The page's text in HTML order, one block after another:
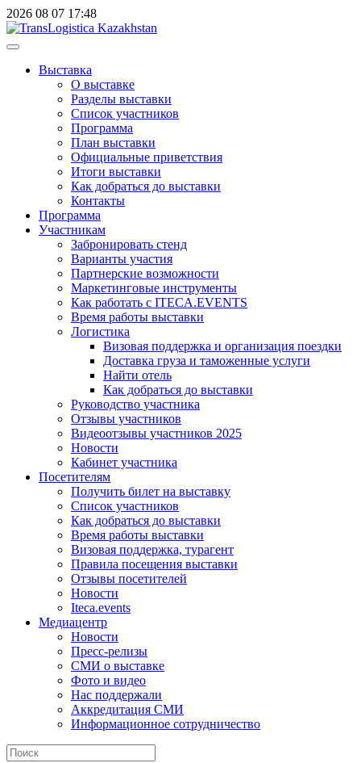
2026 08 07 17:48
Выставка
О выставке
Разделы выставки
Список участников
Программа
План выставки
Официальные приветствия
Итоги выставки
Как добраться до выставки
Контакты
Программа
Участникам
Забронировать стенд
Варианты участия
Партнерские возможности
Маркетинговые инструменты
Как работать с ITECA.EVENTS
Время работы выставки
Логистика
Визовая поддержка и организация поездки
Доставка груза и таможенные услуги
Найти отель
Как добраться до выставки
Руководство участника
Отзывы участников
Видеоотзывы участников 2025
Новости
Кабинет участника
Посетителям
Получить билет на выставку
Список участников
Как добраться до выставки
Время работы выставки
Визовая поддержка, турагент
Правила посещения выставки
Отзывы посетителей
Новости
Iteca.events
Медиацентр
Новости
Пресс-релизы
СМИ о выставке
Фото и видео
Нас поддержали
Аккредитация СМИ
Информационное сотрудничество